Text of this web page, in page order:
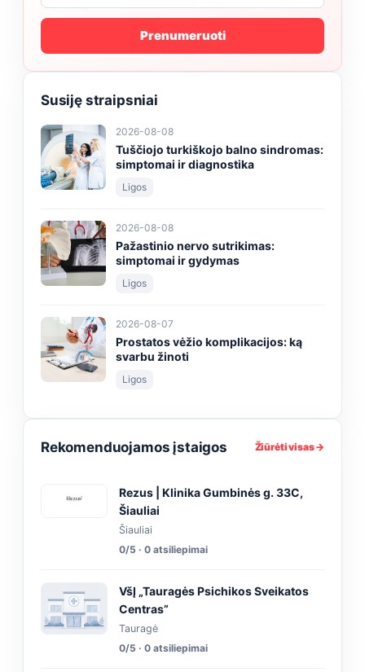
Prenumeruoti
Susiję straipsniai
2026-08-08
Tuščiojo turkiškojo balno sindromas:
simptomai ir diagnostika
Ligos
2026-08-08
Pažastinio nervo sutrikimas:
simptomai ir gydymas
Ligos
2026-08-07
Prostatos vėžio komplikacijos: ką
svarbu žinoti
Ligos
Rekomenduojamos įstaigos Žiūrėti visas →
Rezus | Klinika Gumbinės g. 33C,
Šiauliai
Šiauliai
0/5 · 0 atsiliepimai
VšĮ „Tauragės Psichikos Sveikatos
Centras”
Tauragė
0/5 · 0 atsiliepimai